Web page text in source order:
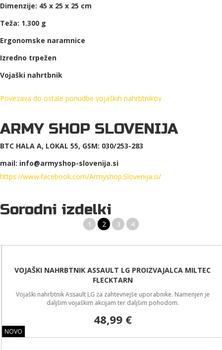
Dimenzije: 45 x 25 x 25 cm
Teža: 1.300 g
Ergonomske naramnice
Izredno trpežen
Vojaški nahrtbnik
Povezava do ostale ponudbe vojaških nahrbtnikov
ARMY SHOP SLOVENIJA
BTC HALA A, LOKAL 55, GSM: 030/253-283
mail: info@armyshop-slovenija.si
https://www.facebook.com/Armyshop.Slovenija.si/
Sorodni izdelki
1 2 3 4
NOVO
VOJAŠKI NAHRBTNIK ASSAULT LG PROIZVAJALCA MILTEC
FLECKTARN
Vojaški nahrbtnik Assault LG za zahtevnejše uporabnike. Namenjen je
daljšim vojaškim akcijam ter daljšim pohodom.
48,99 €